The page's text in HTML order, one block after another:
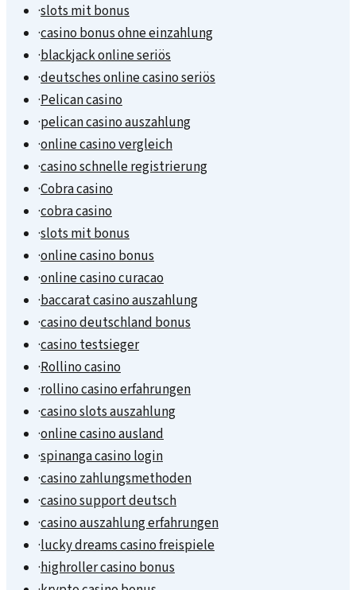
·slots mit bonus
·casino bonus ohne einzahlung
·blackjack online seriös
·deutsches online casino seriös
·Pelican casino
·pelican casino auszahlung
·online casino vergleich
·casino schnelle registrierung
·Cobra casino
·cobra casino
·slots mit bonus
·online casino bonus
·online casino curacao
·baccarat casino auszahlung
·casino deutschland bonus
·casino testsieger
·Rollino casino
·rollino casino erfahrungen
·casino slots auszahlung
·online casino ausland
·spinanga casino login
·casino zahlungsmethoden
·casino support deutsch
·casino auszahlung erfahrungen
·lucky dreams casino freispiele
·highroller casino bonus